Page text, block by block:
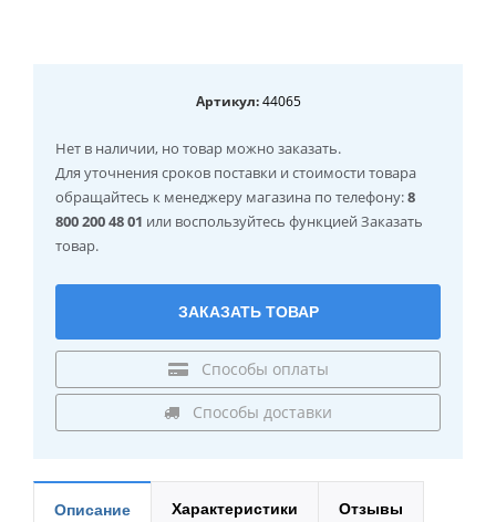
Артикул:44065
Нет в наличии, но товар можно заказать.
Для уточнения сроков поставки и стоимости товара
обращайтесь к менеджеру магазина по телефону:8
800 200 48 01 или воспользуйтесь функцией Заказать
товар.
ЗАКАЗАТЬ ТОВАР
Способы оплаты
Способы доставки
Описание Характеристики Отзывы